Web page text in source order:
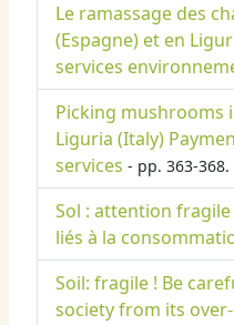
Le ramassage des
(Espagne) et en
services
Picking mushrooms
Liguria (Italy)
services - pp. 363-368.
Sol : attention fragile
liés à la
Soil: fragile ! Be
society from its